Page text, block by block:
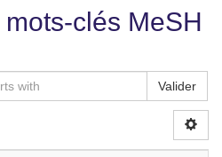
clés MeSH
Valider